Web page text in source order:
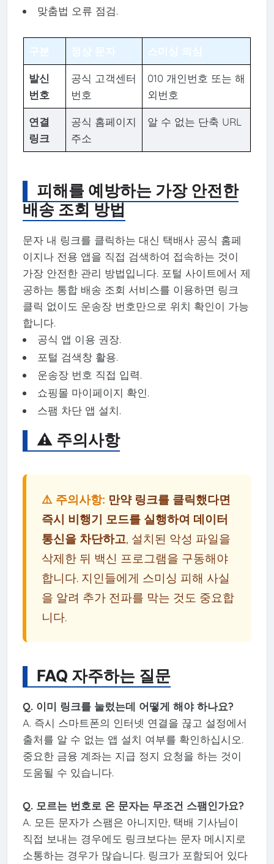
맞춤법 오류 점검.
구분 정상 문자 스미싱 의심
발신
번호
공식 고객센터
번호
010 개인번호 또는 해
외번호
연결
링크
공식 홈페이지
주소
알 수 없는 단축 URL
피해를 예방하는 가장 안전한
배송 조회 방법
문자 내 링크를 클릭하는 대신 택배사 공식 홈페
이지나 전용 앱을 직접 검색하여 접속하는 것이
가장 안전한 관리 방법입니다. 포털 사이트에서 제
공하는 통합 배송 조회 서비스를 이용하면 링크
클릭 없이도 운송장 번호만으로 위치 확인이 가능
합니다.
공식 앱 이용 권장.
포털 검색창 활용.
운송장 번호 직접 입력.
쇼핑몰 마이페이지 확인.
스팸 차단 앱 설치.
⚠️ 주의사항
⚠️ 주의사항: 만약 링크를 클릭했다면
즉시 비행기 모드를 실행하여 데이터
통신을 차단하고, 설치된 악성 파일을
삭제한 뒤 백신 프로그램을 구동해야
합니다. 지인들에게 스미싱 피해 사실
을 알려 추가 전파를 막는 것도 중요합
니다.
FAQ 자주하는 질문
Q. 이미 링크를 눌렀는데 어떻게 해야 하나요?
A. 즉시 스마트폰의 인터넷 연결을 끊고 설정에서
출처를 알 수 없는 앱 설치 여부를 확인하십시오.
중요한 금융 계좌는 지급 정지 요청을 하는 것이
도움될 수 있습니다.
Q. 모르는 번호로 온 문자는 무조건 스팸인가요?
A. 모든 문자가 스팸은 아니지만, 택배 기사님이
직접 보내는 경우에도 링크보다는 문자 메시지로
소통하는 경우가 많습니다. 링크가 포함되어 있다